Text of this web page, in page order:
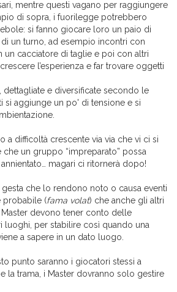
mentre questi vagano per raggiungere
di sopra, i fuorilegge potrebbero
si fanno giocare loro un paio di
un turno, ad esempio incontri con
un cacciatore di taglie e poi con altri
l’esperienza e far trovare oggetti
dettagliate e diversificate secondo le
si aggiunge un po' di tensione e si
a difficoltà crescente via via che vi ci si
un gruppo “impreparato” possa
magari ci ritornerà dopo!
che lo rendono noto o causa eventi
probabile (fama volat) che anche gli altri
Master devono tener conto delle
luoghi, per stabilire così quando una
a sapere in un dato luogo.
punto saranno i giocatori stessi a
la trama, i Master dovranno solo gestire